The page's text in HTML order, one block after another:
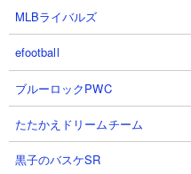
４．攻撃力低下無効はかなり優秀
攻撃力低下妨害は中盤以降か
には天使ブッタのように10％
常に厄介です。ですがにゃん
通常ダメージで殴り続けるこ
５．波動軽減も地味に有効
MLBライバルズ
efootball
ブルーロックPWC
たたかえドリームチーム
黒子のバスケSR